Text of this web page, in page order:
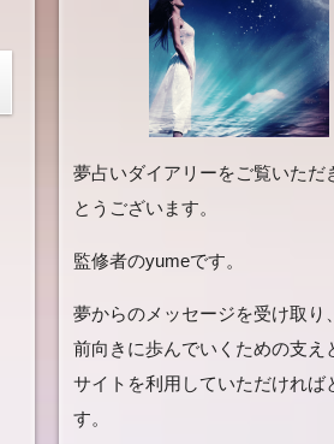
夢占いダイアリーをご覧いただ
とうございます。
監修者のyumeです。
夢からのメッセージを受け取り
前向きに歩んでいくための支え
サイトを利用していただければ
す。